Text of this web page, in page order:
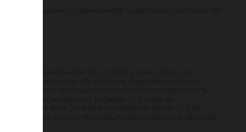
situaciones. Es imprescindible la supervisión e indicación del
preparación especial. El primer paso es colocar una
Después comienzan las microinyecciones centradas en la
su rutina diaria. En total el procedimiento dura de 20 a 30